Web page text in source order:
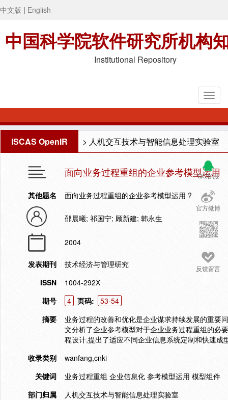
中文版 | English
中国科学院软件研究所机构
Institutional Repository
ISCAS OpenIR > 人机交互技术与智能信息处理实验室
QQ客服
官方微博
反馈留言
面向业务过程重组的企业参考模型运用
其他题名 面向业务过程重组的企业参考模型运用 ?
邵晨曦; 祁国宁; 顾新建; 韩永生
2004
发表期刊
技术经济与管理研究
ISSN
1004-292X
期号
4 页码:
53-54
摘要
业务过程的改善和优化是企业谋求持续发展的重要
文分析了企业参考模型对于企业业务过程重组的必
程设计,提出了适应不同企业信息系统定制和快速成
收录类别
wanfang,cnki
关键词
业务过程重组 企业信息化 参考模型运用 模型组件
部门归属
人机交互技术与智能信息处理实验室